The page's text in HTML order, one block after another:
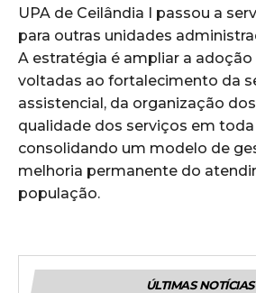
UPA de Ceilândia I passou a
para outras unidades
A estratégia é ampliar a adoção
voltadas ao fortalecimento da
assistencial, da organização
qualidade dos serviços em toda
consolidando um modelo de
melhoria permanente do
população.
ÚLTIMAS NOTÍCIAS